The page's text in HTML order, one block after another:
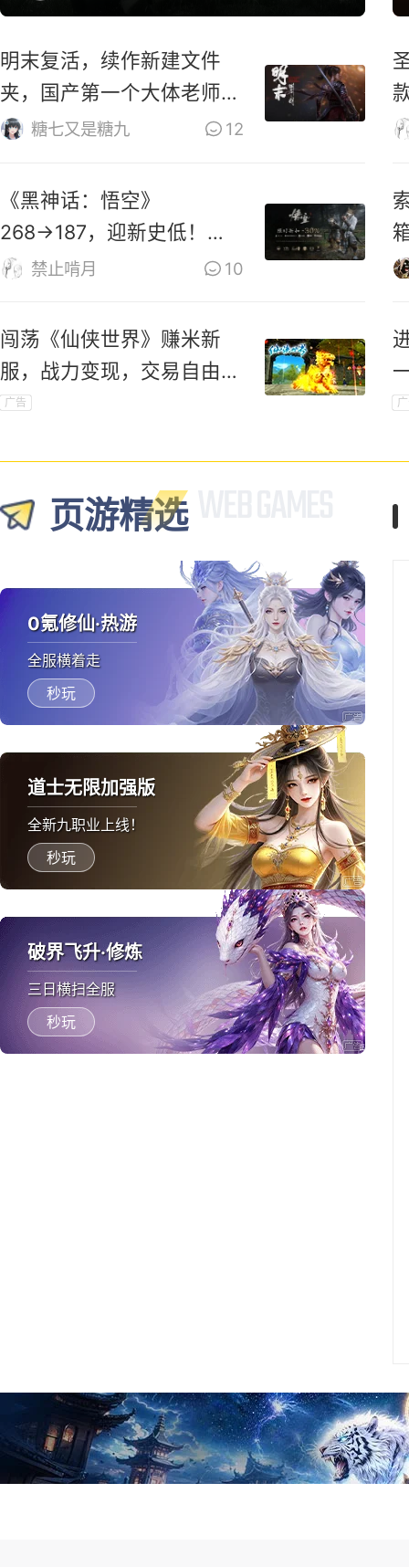
明末复活，续作新建文件
夹，国产第一个大体老师杀
穿地狱！
糖七又是糖九 12
《黑神话：悟空》
268→187，迎新史低！玩
家：卖1000都不贵
禁止啃月 10
闯荡《仙侠世界》赚米新
服，战力变现，交易自由，
赚钱不愁！
广告
页游精选
0氪修仙·热游
全服横着走
秒玩
道士无限加强版
全新九职业上线！
秒玩
破界飞升·修炼
三日横扫全服
秒玩